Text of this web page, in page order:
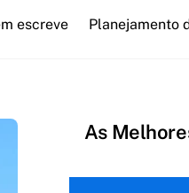
escreve Planejamento
As